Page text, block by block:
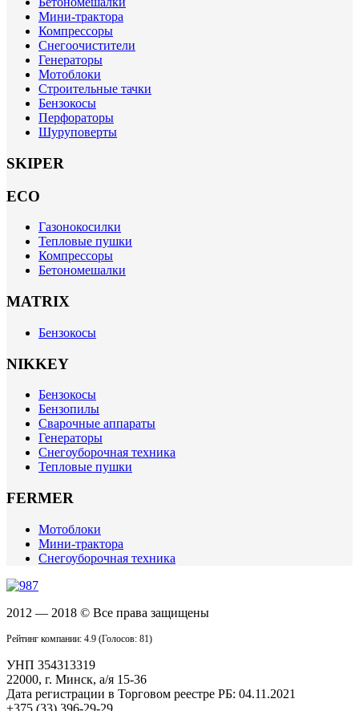
Мини-трактора
Компрессоры
Снегоочистители
Генераторы
Мотоблоки
Строительные тачки
Бензокосы
Перфораторы
Шуруповерты
SKIPER
ECO
Газонокосилки
Тепловые пушки
Компрессоры
Бетономешалки
MATRIX
Бензокосы
NIKKEY
Бензокосы
Бензопилы
Сварочные аппараты
Генераторы
Снегоуборочная техника
Тепловые пушки
FERMER
Мотоблоки
Мини-трактора
Снегоуборочная техника
2012 — 2018 © Все права защищены
Рейтинг компании: 4.9 (Голосов: 81)
УНП 354313319
22000, г. Минск, а/я 15-36
Дата регистрации в Торговом реестре РБ: 04.11.2021
+375 (33) 396-29-29